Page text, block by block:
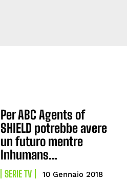
Per ABC Agents of
SHIELD potrebbe avere
un futuro mentre
Inhumans…
SERIE TV 10 Gennaio 2018